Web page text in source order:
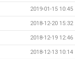
2019-01-15 10:45
2018-12-20 15:32
2018-12-19 12:46
2018-12-13 10:14